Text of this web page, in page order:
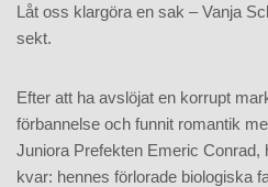
Låt oss klargöra en sak – Vanja
sekt.
Efter att ha avslöjat en korrupt
förbannelse och funnit romantik
Juniora Prefekten Emeric Conrad,
kvar: hennes förlorade biologiska